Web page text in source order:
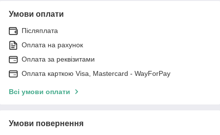
Умови оплати
Післяплата
Оплата на рахунок
Оплата за реквізитами
Оплата карткою Visa, Mastercard - WayForPay
Всі умови оплати
Умови повернення